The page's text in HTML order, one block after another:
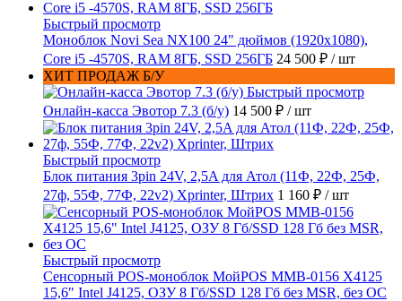
Быстрый просмотр
Моноблок Novi Sea NX100 24" дюймов (1920x1080),
Core i5 -4570S, RAM 8ГБ, SSD 256ГБ 24 500 ₽ / шт
ХИТ ПРОДАЖ Б/У
Быстрый просмотр
Онлайн-касса Эвотор 7.3 (б/у) 14 500 ₽ / шт
Быстрый просмотр
Блок питания 3pin 24V, 2,5A для Атол (11Ф, 22Ф, 25Ф,
27ф, 55Ф, 77Ф, 22v2) Xprinter, Штрих 1 160 ₽ / шт
Быстрый просмотр
Сенсорный POS-моноблок МойPOS MMB-0156 X4125
15,6" Intel J4125, ОЗУ 8 Гб/SSD 128 Гб без MSR, без ОС